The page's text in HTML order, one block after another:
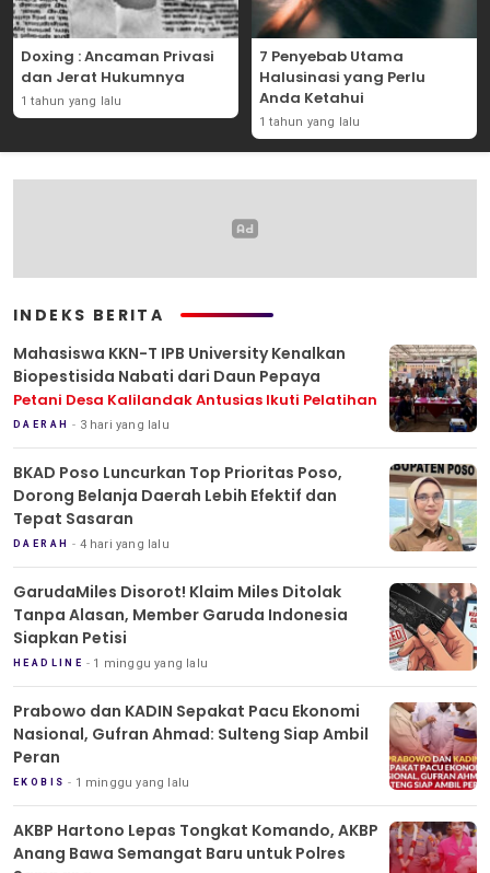
Doxing : Ancaman Privasi
dan Jerat Hukumnya
1 tahun yang lalu
7 Penyebab Utama
Halusinasi yang Perlu
Anda Ketahui
1 tahun yang lalu
INDEKS BERITA
Mahasiswa KKN-T IPB University Kenalkan
Biopestisida Nabati dari Daun Pepaya
Petani Desa Kalilandak Antusias Ikuti Pelatihan
DAERAH 3 hari yang lalu
BKAD Poso Luncurkan Top Prioritas Poso,
Dorong Belanja Daerah Lebih Efektif dan
Tepat Sasaran
DAERAH 4 hari yang lalu
GarudaMiles Disorot! Klaim Miles Ditolak
Tanpa Alasan, Member Garuda Indonesia
Siapkan Petisi
HEADLINE 1 minggu yang lalu
Prabowo dan KADIN Sepakat Pacu Ekonomi
Nasional, Gufran Ahmad: Sulteng Siap Ambil
Peran
EKOBIS 1 minggu yang lalu
AKBP Hartono Lepas Tongkat Komando, AKBP
Anang Bawa Semangat Baru untuk Polres